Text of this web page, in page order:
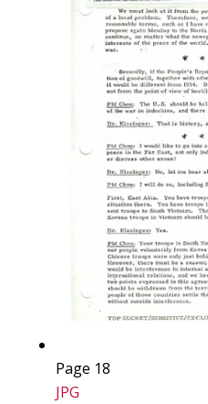
Page 18
JPG